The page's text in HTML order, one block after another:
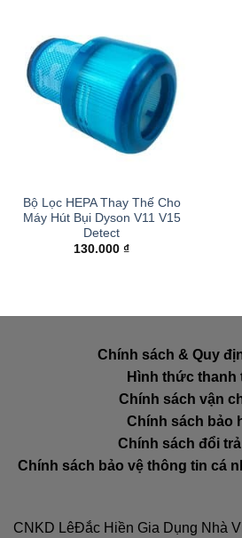
Bộ Lọc HEPA Thay Thế Cho
Máy Hút Bụi Dyson V11 V15
Detect
130.000 ₫
Chính sách & Quy
Hình thức thanh
Chính sách vận
Chính sách bảo
Chính sách đổi
Chính sách bảo vệ thông tin cá
CNKD LêĐắc Hiền Gia Dụng Nhà